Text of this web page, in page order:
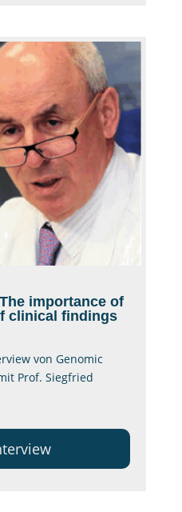
importance of
clinical findings
von Genomic
Prof. Siegfried